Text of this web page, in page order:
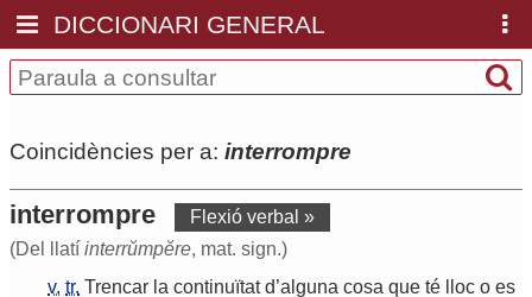
DICCIONARI GENERAL
Coincidències per a: interrompre
interrompre
Flexió verbal »
(Del llatí interrŭmpĕre, mat. sign.)
v. tr. Trencar la continuïtat d’alguna cosa que té lloc o es